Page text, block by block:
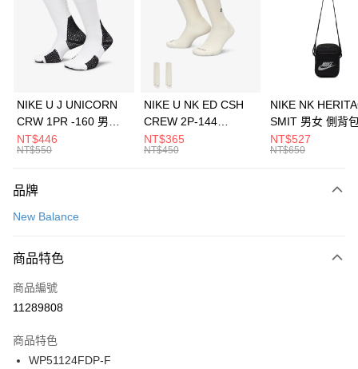
3 期 0 利率 每期 21家銀行
合作金庫商業銀行
第一商業銀行
華南商業銀行
彰化商業銀行
上海商業儲蓄銀行
元大商業銀行
台灣樂天信用卡公司
Apple Pay
全盈+PAY
AFTEE先享後付
【關於「AFTEE先享後付」】
便利好安心！
３．安心：先確認商品／服務後，再付款。
【「AFTEE先享後付」結帳流程】
１．於結帳方式選擇「AFTEE先享後付」後，將跳轉至「AFTEE先享後付」
２．訂單成立數日內，您將收到繳費通知簡訊。
３．收到繳費通知簡訊後14天內，點擊此簡訊中的連結，可透過四大超商／
ATM／網路銀行／等多元方式進行付款，方視為交易完成。
運送方式
每筆NT$100，滿NT$1,500(含以上)免運費
宅配
每筆NT$100，滿NT$1,500(含以上)免運費
付款後門市自取
每筆NT$100，滿NT$1,500(含以上)免運費
NIKE U J UNICORN
CRW 1PR -160 男女
中統襪 FZ3393100
NT$446
NT$550
NIKE U NK ED CSH
CREW 2P-144
EMBRDY 男女 短統襪
FZ3073133
NT$365
NT$450
NIKE NK
SMIT 男女 側背
BA5871010
NT$527
NT$650
品牌
New Balance
商品特色
商品編號
11289808
商品特色
WP51124FDP-F